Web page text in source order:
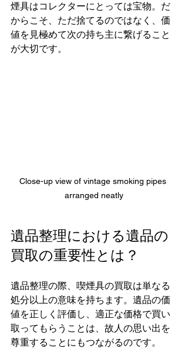
煙具はコレクターにとっては宝物。だ
からこそ、ただ捨てるのではなく、価
値を見極めて次の持ち主に繋げること
が大切です。
Close-up view of vintage smoking pipes
arranged neatly
遺品整理における遺品の
買取の重要性とは？
遺品整理の際、喫煙具の買取は単なる
処分以上の意味を持ちます。遺品の価
値を正しく評価し、適正な価格で買い
取ってもらうことは、故人の思い出を
尊重することにもつながるのです。